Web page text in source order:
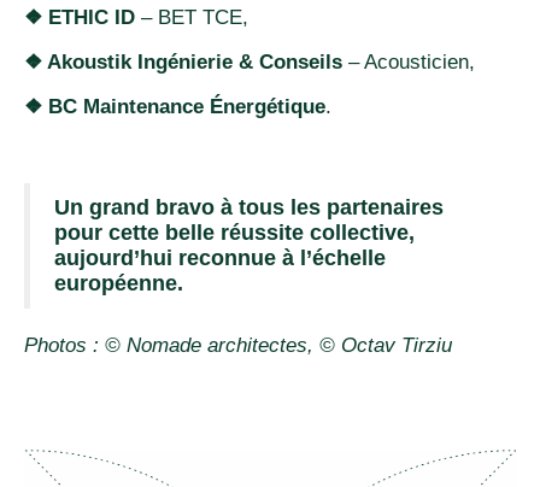
❖ ETHIC ID – BET TCE,
❖ Akoustik Ingénierie & Conseils – Acousticien,
❖ BC Maintenance Énergétique.
Un grand bravo à tous les partenaires
pour cette belle réussite collective,
aujourd’hui reconnue à l’échelle
européenne.
Photos : © Nomade architectes, © Octav Tirziu